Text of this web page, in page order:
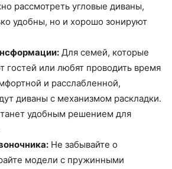
рассмотреть угловые диваны,
удобны, но и хорошо зонируют
Для семей, которые
гостей или любят проводить время
и расслабленной,
диваны с механизмом раскладки.
удобным решением для
Не забывайте о
модели с пружинными